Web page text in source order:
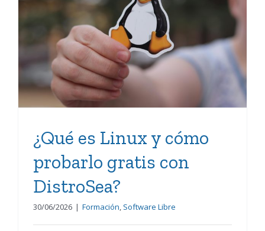
¿Qué es Linux y cómo
probarlo gratis con
DistroSea?
¿Qué es Linux y cómo
probarlo gratis con
DistroSea?
30/06/2026 | Formación Software Libre